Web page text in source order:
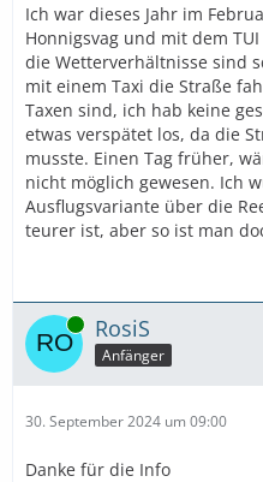
Ich war dieses Jahr im
Honnigsvag und mit dem
die Wetterverhältnisse sind
mit einem Taxi die Straße
Taxen sind, ich hab keine
etwas verspätet los, da die
musste. Einen Tag früher,
nicht möglich gewesen. Ich
Ausflugsvariante über die
teurer ist, aber so ist man
Online RosiS
Anfänger
30. September 2024 um 09:00
Danke für die Info